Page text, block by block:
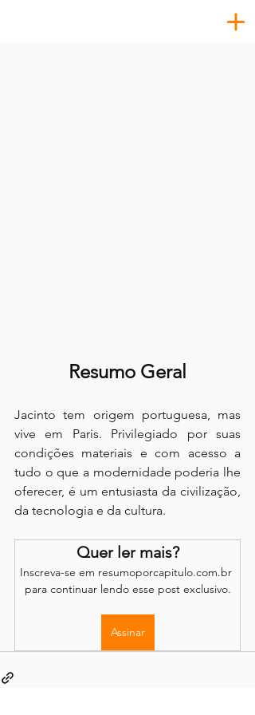
Resumo Geral
Jacinto tem origem portuguesa, mas
vive em Paris. Privilegiado por suas
condições materiais e com acesso a
tudo o que a modernidade poderia lhe
oferecer, é um entusiasta da civilização,
da tecnologia e da cultura.
Quer ler mais?
Inscreva-se em resumoporcapitulo.com.br
para continuar lendo esse post exclusivo.
Assinar